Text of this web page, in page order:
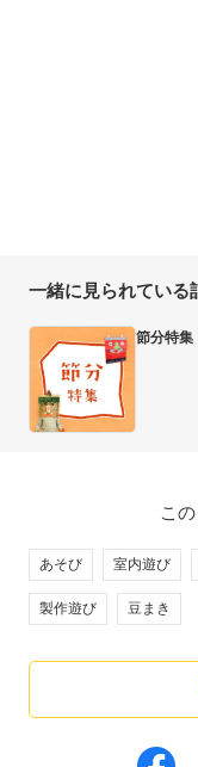
一緒に見られている
節分特集
こ
あそび 室内遊び
製作遊び 豆まき